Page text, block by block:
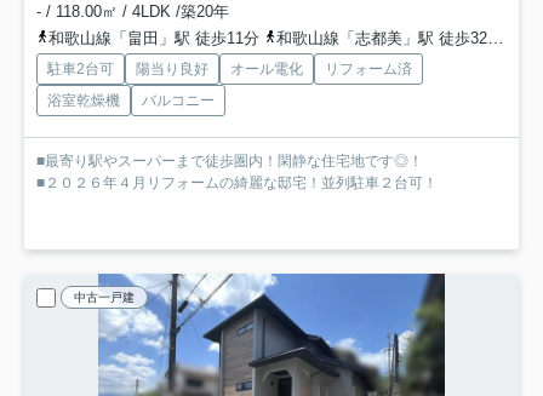
- / 118.00㎡ / 4LDK /築20年
和歌山線「畠田」駅 徒歩11分
和歌山線「志都美」駅 徒歩32分
駐車2台可 陽当り良好 オール電化
リフォーム済
浴室乾燥機
バルコニー
■最寄り駅やスーパーまで徒歩圏内！閑静な住宅地です◎！
■２０２６年４月リフォームの綺麗な邸宅！並列駐車２台可！
中古一戸建